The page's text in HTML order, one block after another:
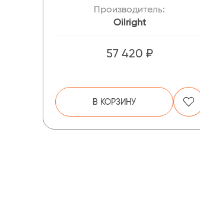
Производитель:
Oilright
57 420 ₽
В КОРЗИНУ